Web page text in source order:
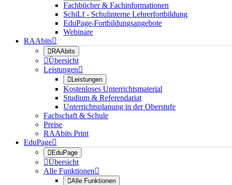
Fachbücher & Fachinformationen
SchiLf - Schulinterne Lehrerfortbildung
EduPage-Fortbildungsangebote
Webinare
RAAbits
RAAbits
Übersicht
Leistungen
Leistungen
Kostenloses Unterrichtsmaterial
Studium & Referendariat
Unterrichtsplanung in der Oberstufe
Fachschaft & Schule
Preise
RAAbits Print
EduPage
EduPage
Übersicht
Alle Funktionen
Alle Funktionen